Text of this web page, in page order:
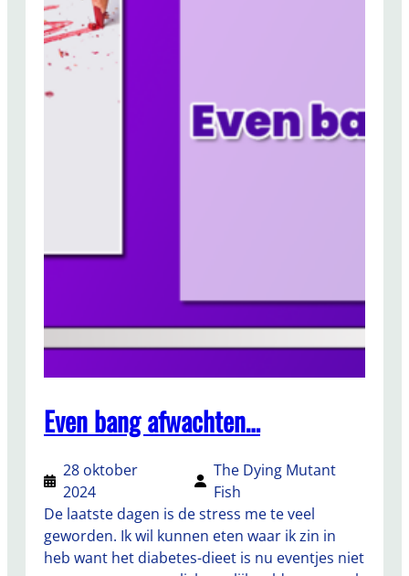
Even bang afwachten…
28 oktober
2024
The Dying Mutant
Fish
De laatste dagen is de stress me te veel
geworden. Ik wil kunnen eten waar ik zin in
heb want het diabetes-dieet is nu eventjes niet